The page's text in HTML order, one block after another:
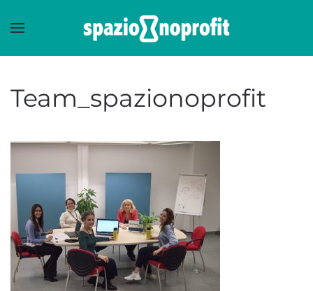
Skip to main content
Team_spazionoprofit